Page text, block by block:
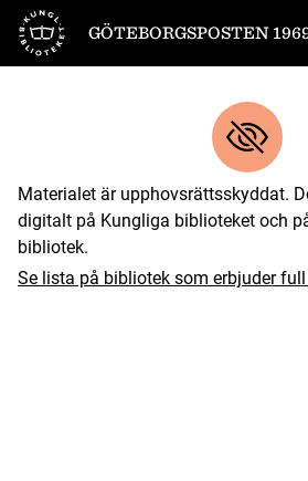
Till startsidan
GÖTEBORGSPOSTEN
Materialet är upphovsrättsskyddat.
digitalt på Kungliga biblioteket och
bibliotek.
Se lista på bibliotek som erbjuder